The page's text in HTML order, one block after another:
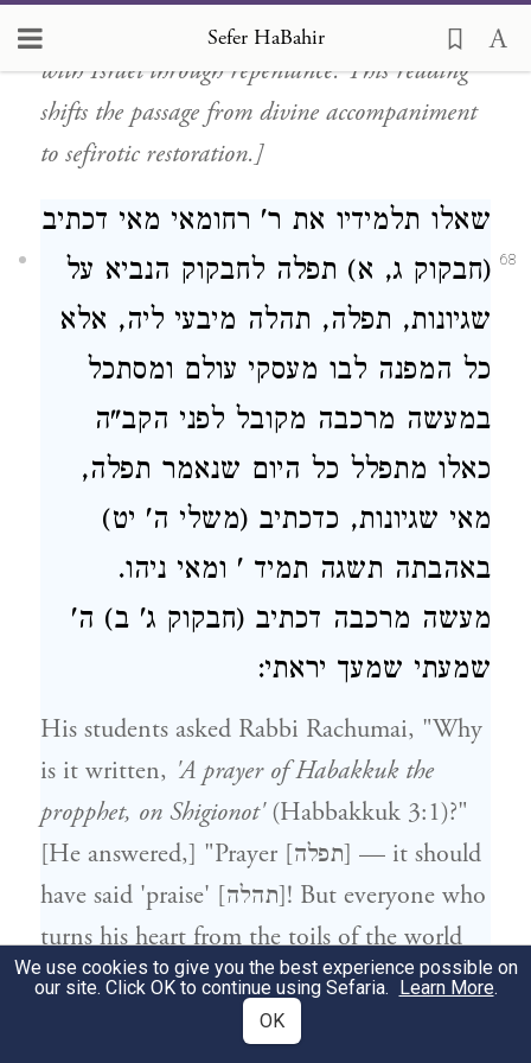
Sefer HaBahir
object as the seven lower middot, which return
with Israel through repentance. This reading
shifts the passage from divine accompaniment
to sefirotic restoration.]
68
שאלו תלמידיו את ר' רחומאי מאי דכתיב
(חבקוק ג, א) תפלה לחבקוק הנביא על
שגיונות, תפלה, תהלה מיבעי ליה, אלא
כל המפנה לבו מעסקי עולם ומסתכל
במעשה מרכבה מקובל לפני הקב"ה
כאלו מתפלל כל היום שנאמר תפלה,
מאי שגיונות, כדכתיב (משלי ה' יט)
באהבתה תשגה תמיד ' ומאי ניהו.
מעשה מרכבה דכתיב (חבקוק ג' ב) ה'
שמעתי שמעך יראתי:
His students asked Rabbi Rachumai, "Why
is it written, 'A prayer of Habakkuk the
propphet, on Shigionot'(Habbakkuk 3:1)?"
[He answered,] "Prayer [תפלה] — it should
have said 'praise' [תהלה]! But everyone who
turns his heart from the toils of the world
and gazes into the workings of the chariot
is received before the Blessed Holy One as
We use cookies to give you the best experience possible on
our site. Click OK to continue using Sefaria. Learn More.
OK